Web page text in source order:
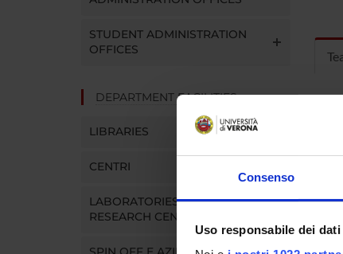
Consenso
Uso responsabile dei dati
STUDENT ADMINISTRATION
OFFICES
DEPARTMENT FACILITIES
LIBRARIES
CENTRI
LABORATORIES AND
RESEARCH CENTRES